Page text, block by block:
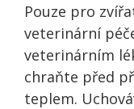
Pouze pro
veterinární
veterinárním
chraňte před
teplem.